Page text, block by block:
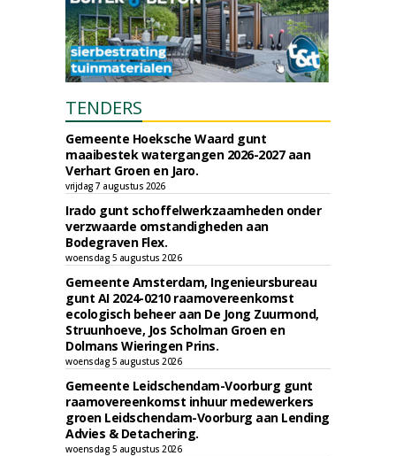
TENDERS
Gemeente Hoeksche Waard gunt
maaibestek watergangen 2026-2027 aan
Verhart Groen en Jaro.
vrijdag 7 augustus 2026
Irado gunt schoffelwerkzaamheden onder
verzwaarde omstandigheden aan
Bodegraven Flex.
woensdag 5 augustus 2026
Gemeente Amsterdam, Ingenieursbureau
gunt AI 2024-0210 raamovereenkomst
ecologisch beheer aan De Jong Zuurmond,
Struunhoeve, Jos Scholman Groen en
Dolmans Wieringen Prins.
woensdag 5 augustus 2026
Gemeente Leidschendam-Voorburg gunt
raamovereenkomst inhuur medewerkers
groen Leidschendam-Voorburg aan Lending
Advies & Detachering.
woensdag 5 augustus 2026